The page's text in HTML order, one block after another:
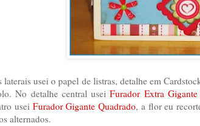
laterais usei o papel de listras, detalhe em
No detalhe central useiFurador Extra
usei Furador Gigante Quadrado, a flor eu
alternados.